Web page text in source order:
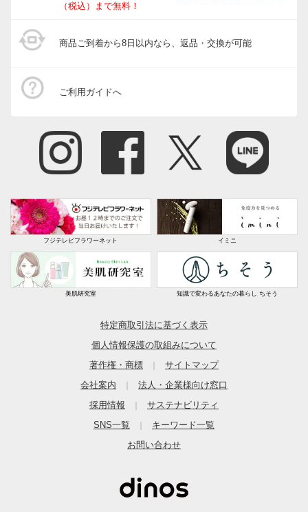
（税込）まで無料！
商品ご到着から8日以内なら、返品・交換が可能
ご利用ガイドへ
フジテレビフラワーネット イミニ
美肌研究室 知識で変わるあなたの暮らし ちそう
特定商取引法に基づく表示
個人情報保護の取組みについて
著作権・商標
｜
サイトマップ
会社案内
｜
法人・企業様向け窓口
採用情報
｜
サステナビリティ
SNS一覧
｜
キーワード一覧
お問い合わせ